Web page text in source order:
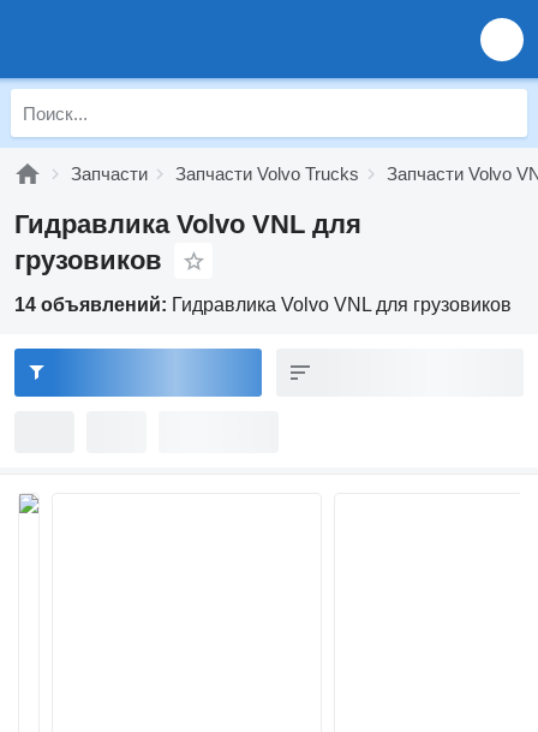
Запчасти Запчасти Volvo Trucks Запчасти Volvo
Гидравлика Volvo VNL для
грузовиков
14 объявлений: Гидравлика Volvo VNL для грузовиков